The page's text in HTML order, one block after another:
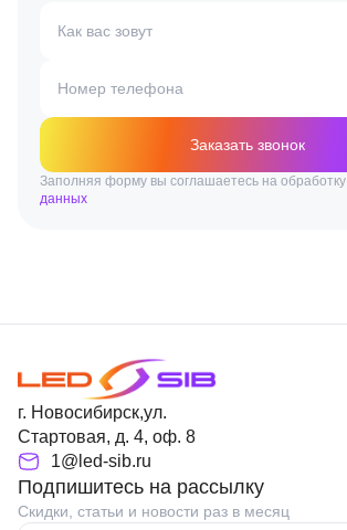
Как вас зовут
Номер телефона
Заказать звонок
Заполняя форму вы соглашаетесь на обработку
данных
г. Новосибирск,ул.
Стартовая, д. 4, оф. 8
1@led-sib.ru
Подпишитесь на рассылку
Скидки, статьи и новости раз в месяц